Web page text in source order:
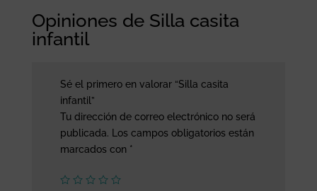
Opiniones de Silla casita
infantil
Sé el primero en valorar “Silla casita
infantil”
Tu dirección de correo electrónico no será
publicada. Los campos obligatorios están
marcados con *